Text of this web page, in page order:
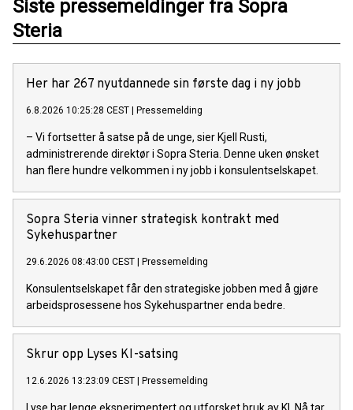
Siste pressemeldinger fra Sopra
Steria
Her har 267 nyutdannede sin første dag i ny jobb
6.8.2026 10:25:28 CEST | Pressemelding
– Vi fortsetter å satse på de unge, sier Kjell Rusti,
administrerende direktør i Sopra Steria. Denne uken ønsket
han flere hundre velkommen i ny jobb i konsulentselskapet.
Sopra Steria vinner strategisk kontrakt med
Sykehuspartner
29.6.2026 08:43:00 CEST | Pressemelding
Konsulentselskapet får den strategiske jobben med å gjøre
arbeidsprosessene hos Sykehuspartner enda bedre.
Skrur opp Lyses KI-satsing
12.6.2026 13:23:09 CEST | Pressemelding